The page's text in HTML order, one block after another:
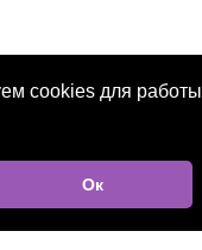
cookies для работы
Ок